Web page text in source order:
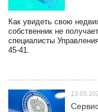
Как увидеть свою
собственник не
специалисты
45-41.